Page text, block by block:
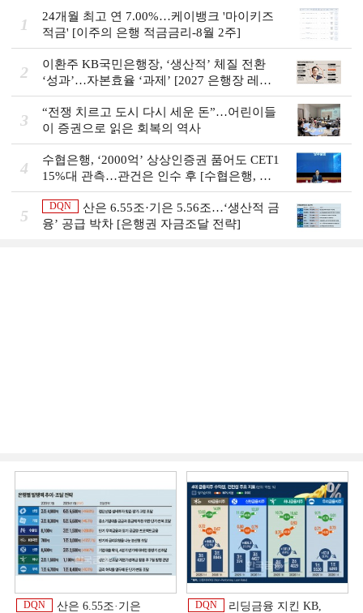
1
24개월 최고 연 7.00%…케이뱅크 '마이키즈
적금' [이주의 은행 적금금리-8월 2주]
2
이환주 KB국민은행장, ‘생산적’ 체질 전환
‘성과’…자본효율 ‘과제’ [2027 은행장 레이
스 개막]
3
“전쟁 치르고 도시 다시 세운 돈”…어린이들
이 증권으로 읽은 회복의 역사
4
수협은행, ‘2000억’ 상상인증권 품어도 CET1
15%대 관측…관건은 인수 후 [수협은행, 금
융그룹의 꿈②]
5
DQN
산은 6.55조·기은 5.56조…‘생산적 금
융ʼ 공급 박차 [은행권 자금조달 전략]
DQN
산은 6.55조·기은
DQN
리딩금융 지킨 KB,